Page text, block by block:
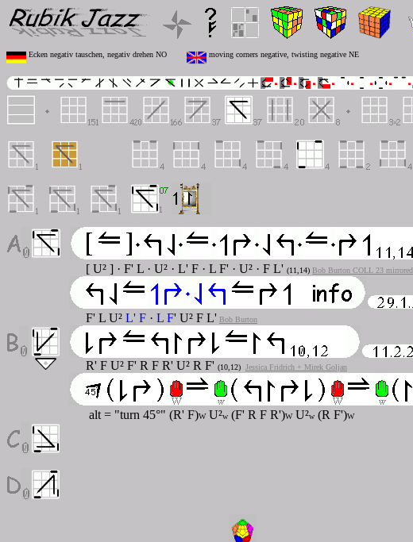
Ecken negativ tauschen, negativ drehen NO moving corners negative, twisting negative NE
[ U² ] · F' L · U² · L' F · L F' · U² · F L' (11,14) Bob Burton COLL 23 mirrored
F' L U² L' F · L F' U² F L' Bob Burton
R' F U² F' R F R' U² R F' (10,12) Jessica Fridrich + Mirek Goljan
alt = "turn 45°" (R' F)WU²w (F' R F R')WU²w (R F')W